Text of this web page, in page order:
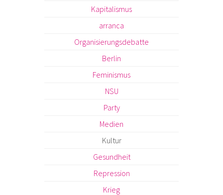
Kapitalismus
arranca
Organisierungsdebatte
Berlin
Feminismus
NSU
Party
Medien
Kultur
Gesundheit
Repression
Krieg